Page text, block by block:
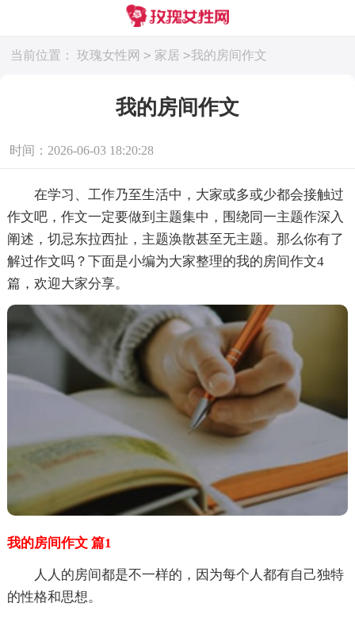
当前位置： 玫瑰女性网 > 家居 >我的房间作文
我的房间作文
时间：2026-06-03 18:20:28
在学习、工作乃至生活中，大家或多或少都会接触过
作文吧，作文一定要做到主题集中，围绕同一主题作深入
阐述，切忌东拉西扯，主题涣散甚至无主题。那么你有了
解过作文吗？下面是小编为大家整理的我的房间作文4
篇，欢迎大家分享。
我的房间作文 篇1
人人的房间都是不一样的，因为每个人都有自己独特
的性格和思想。